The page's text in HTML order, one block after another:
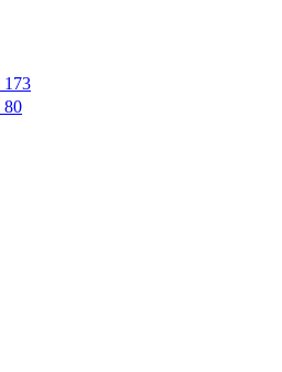
173
80